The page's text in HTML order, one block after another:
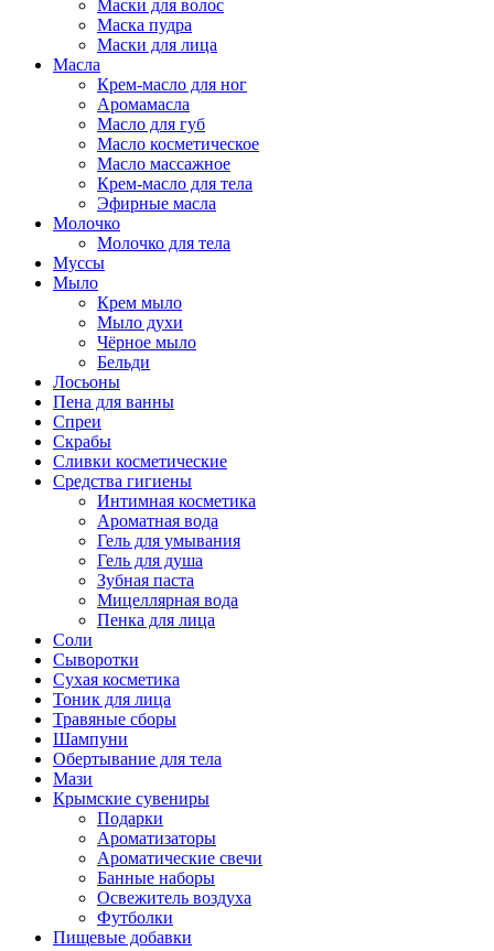
Маски для волос
Маска пудра
Маски для лица
Масла
Крем-масло для ног
Аромамасла
Масло для губ
Масло косметическое
Масло массажное
Крем-масло для тела
Эфирные масла
Молочко
Молочко для тела
Муссы
Мыло
Крем мыло
Мыло духи
Чёрное мыло
Бельди
Лосьоны
Пена для ванны
Спреи
Скрабы
Сливки косметические
Средства гигиены
Интимная косметика
Ароматная вода
Гель для умывания
Гель для душа
Зубная паста
Мицеллярная вода
Пенка для лица
Соли
Сыворотки
Сухая косметика
Тоник для лица
Травяные сборы
Шампуни
Обертывание для тела
Мази
Крымские сувениры
Подарки
Ароматизаторы
Ароматические свечи
Банные наборы
Освежитель воздуха
Футболки
Пищевые добавки